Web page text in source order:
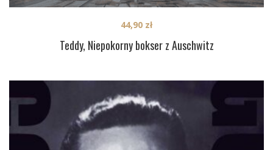
Teddy, Niepokorny bokser z Auschwitz
44,90 zł